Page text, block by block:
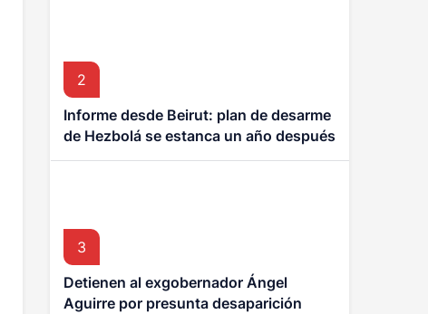
2
Informe desde Beirut: plan de desarme
de Hezbolá se estanca un año después
3
Detienen al exgobernador Ángel
Aguirre por presunta desaparición